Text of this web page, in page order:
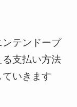
テンドープ
る支払い方法
いきます